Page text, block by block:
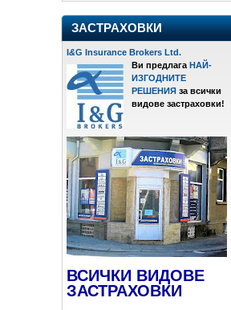
ЗАСТРАХОВКИ
I&G Insurance Brokers Ltd.
Ви предлага НАЙ-
ИЗГОДНИТЕ
РЕШЕНИЯ за всички
видове застраховки!
ВСИЧКИ ВИДОВЕ
ЗАСТРАХОВКИ